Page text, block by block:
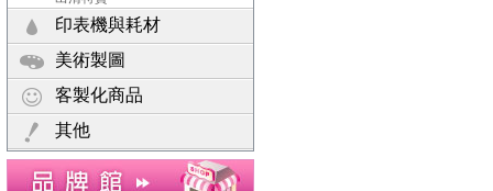
印表機與耗材
美術製圖
客製化商品
其他